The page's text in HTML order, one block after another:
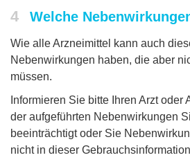
4 Welche
Wie alle Arzneimittel kann auch
Nebenwirkungen haben, die aber
müssen.
Informieren Sie bitte Ihren Arzt oder
der aufgeführten Nebenwirkungen
beeinträchtigt oder Sie
nicht in dieser